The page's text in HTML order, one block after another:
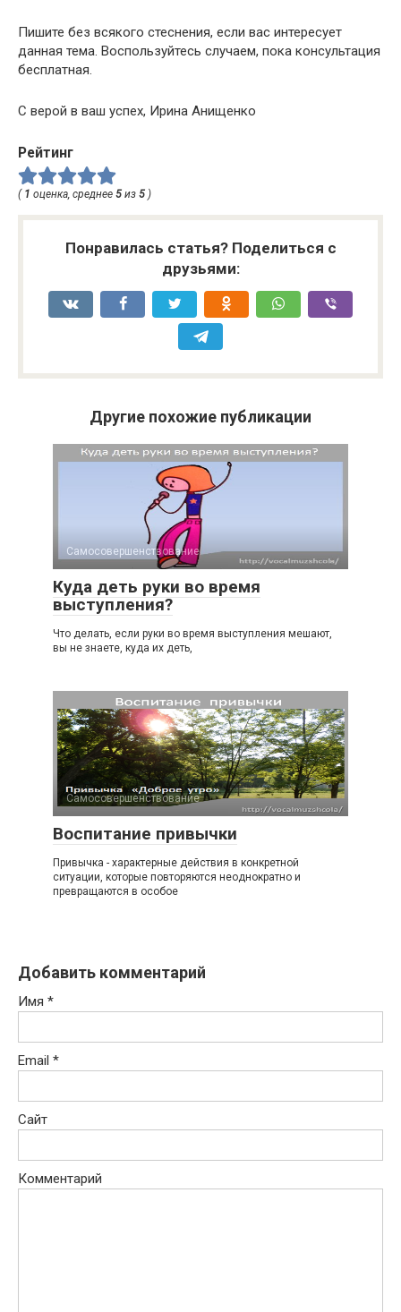
Пишите без всякого стеснения, если вас интересует
данная тема. Воспользуйтесь случаем, пока консультация
бесплатная.
С верой в ваш успех, Ирина Анищенко
Рейтинг
( 1 оценка, среднее 5 из 5 )
Понравилась статья? Поделиться с
друзьями:
Другие похожие публикации
Самосовершенствование
Куда деть руки во время
выступления?
Что делать, если руки во время выступления мешают,
вы не знаете, куда их деть,
Самосовершенствование
Воспитание привычки
Привычка - характерные действия в конкретной
ситуации, которые повторяются неоднократно и
превращаются в особое
Добавить комментарий
Имя *
Email *
Сайт
Комментарий